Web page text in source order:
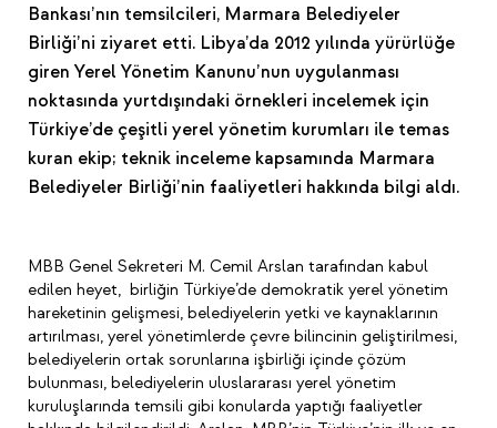
Bankası’nın temsilcileri, Marmara Belediyeler
Birliği’ni ziyaret etti. Libya’da 2012 yılında yürürlüğe
giren Yerel Yönetim Kanunu’nun uygulanması
noktasında yurtdışındaki örnekleri incelemek için
Türkiye’de çeşitli yerel yönetim kurumları ile temas
kuran ekip; teknik inceleme kapsamında Marmara
Belediyeler Birliği’nin faaliyetleri hakkında bilgi aldı.
MBB Genel Sekreteri M. Cemil Arslan tarafından kabul
edilen heyet, birliğin Türkiye’de demokratik yerel yönetim
hareketinin gelişmesi, belediyelerin yetki ve kaynaklarının
artırılması, yerel yönetimlerde çevre bilincinin geliştirilmesi,
belediyelerin ortak sorunlarına işbirliği içinde çözüm
bulunması, belediyelerin uluslararası yerel yönetim
kuruluşlarında temsili gibi konularda yaptığı faaliyetler